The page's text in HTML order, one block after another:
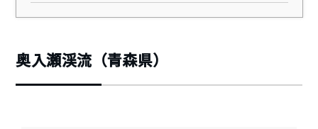
奥入瀬渓流（青森県）